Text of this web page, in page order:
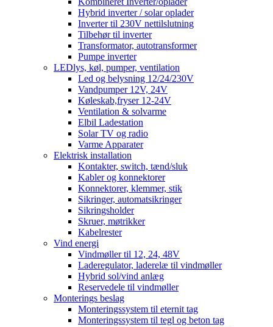
Hybrid inverter / solar oplader
Inverter til 230V nettilslutning
Tilbehør til inverter
Transformator, autotransformer
Pumpe inverter
LEDlys, køl, pumper, ventilation
Led og belysning 12/24/230V
Vandpumper 12V, 24V
Køleskab,fryser 12-24V
Ventilation & solvarme
Elbil Ladestation
Solar TV og radio
Varme Apparater
Elektrisk installation
Kontakter, switch, tænd/sluk
Kabler og konnektorer
Konnektorer, klemmer, stik
Sikringer, automatsikringer
Sikringsholder
Skruer, møtrikker
Kabelrester
Vind energi
Vindmøller til 12, 24, 48V
Laderegulator, laderelæ til vindmøller
Hybrid sol/vind anlæg
Reservedele til vindmøller
Monterings beslag
Monteringssystem til eternit tag
Monteringssystem til tegl og beton tag